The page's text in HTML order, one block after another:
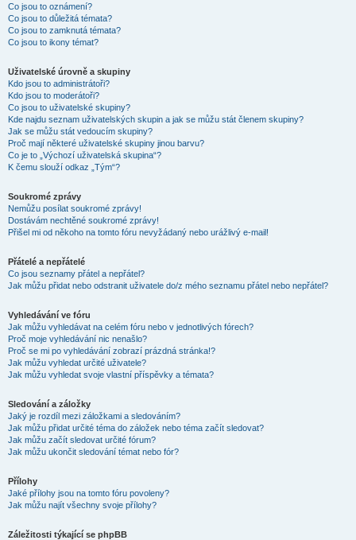
Co jsou to oznámení?
Co jsou to důležitá témata?
Co jsou to zamknutá témata?
Co jsou to ikony témat?
Uživatelské úrovně a skupiny
Kdo jsou to administrátoři?
Kdo jsou to moderátoři?
Co jsou to uživatelské skupiny?
Kde najdu seznam uživatelských skupin a jak se můžu stát členem skupiny?
Jak se můžu stát vedoucím skupiny?
Proč mají některé uživatelské skupiny jinou barvu?
Co je to „Výchozí uživatelská skupina“?
K čemu slouží odkaz „Tým“?
Soukromé zprávy
Nemůžu posílat soukromé zprávy!
Dostávám nechtěné soukromé zprávy!
Přišel mi od někoho na tomto fóru nevyžádaný nebo urážlivý e-mail!
Přátelé a nepřátelé
Co jsou seznamy přátel a nepřátel?
Jak můžu přidat nebo odstranit uživatele do/z mého seznamu přátel nebo nepřátel?
Vyhledávání ve fóru
Jak můžu vyhledávat na celém fóru nebo v jednotlivých fórech?
Proč moje vyhledávání nic nenašlo?
Proč se mi po vyhledávání zobrazí prázdná stránka!?
Jak můžu vyhledat určité uživatele?
Jak můžu vyhledat svoje vlastní příspěvky a témata?
Sledování a záložky
Jaký je rozdíl mezi záložkami a sledováním?
Jak můžu přidat určité téma do záložek nebo téma začít sledovat?
Jak můžu začít sledovat určité fórum?
Jak můžu ukončit sledování témat nebo fór?
Přílohy
Jaké přílohy jsou na tomto fóru povoleny?
Jak můžu najít všechny svoje přílohy?
Záležitosti týkající se phpBB